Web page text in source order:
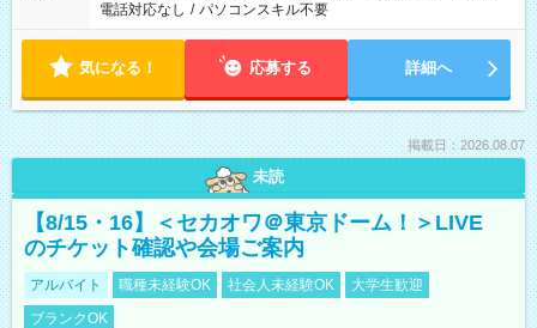
電話対応なし / パソコンスキル不要
気になる！ 応募する 詳細へ
掲載日：2026.08.07
未読
【8/15・16】＜セカオワ＠東京ドーム！＞LIVE
のチケット確認や会場ご案内
アルバイト 職種未経験OK 社会人未経験OK
大学生歓迎
ブランクOK